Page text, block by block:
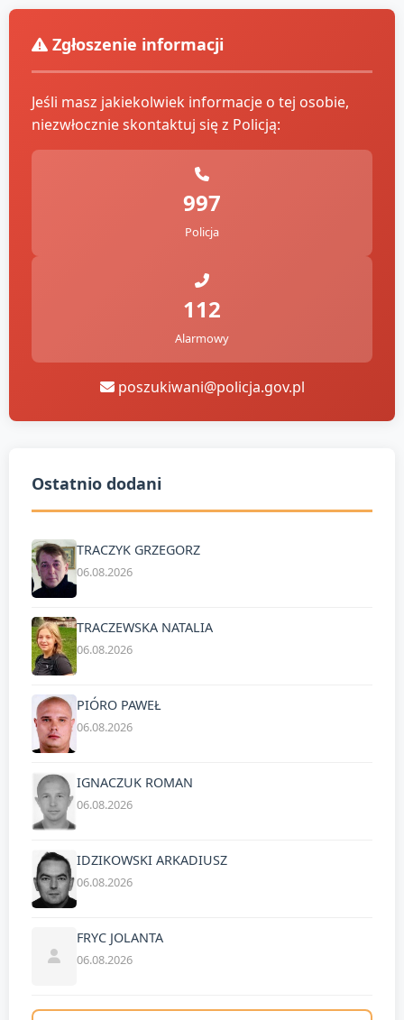
Zgłoszenie informacji
Jeśli masz jakiekolwiek informacje o tej osobie,
niezwłocznie skontaktuj się z Policją:
997
Policja
112
Alarmowy
poszukiwani@policja.gov.pl
Ostatnio dodani
TRACZYK GRZEGORZ
06.08.2026
TRACZEWSKA NATALIA
06.08.2026
PIÓRO PAWEŁ
06.08.2026
IGNACZUK ROMAN
06.08.2026
IDZIKOWSKI ARKADIUSZ
06.08.2026
FRYC JOLANTA
06.08.2026